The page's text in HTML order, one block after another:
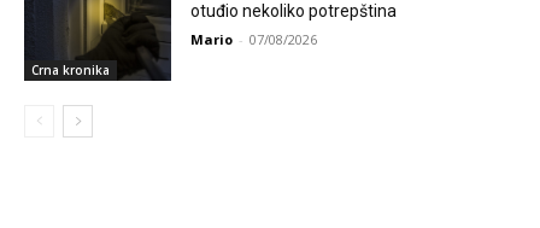
Crna kronika
otuđio nekoliko potrepština
Mario - 07/08/2026